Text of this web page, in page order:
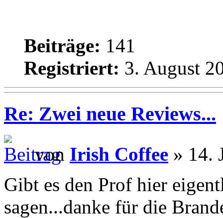
Beiträge: 141
Registriert: 3. August
Re: Zwei neue Reviews...
von Irish Coffee » 14.
Gibt es den Prof hier
sagen...danke für die